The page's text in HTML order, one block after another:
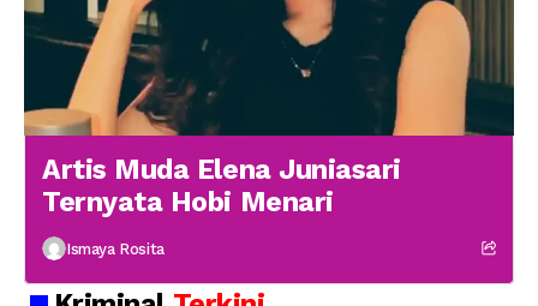
Artis Muda Elena Juniasari
Ternyata Hobi Menari
Ismaya Rosita